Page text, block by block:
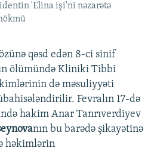
'Elina işi'ni nəzarətə
qəsd edən 8-ci sinif
ölümündə Kliniki Tibbi
də məsuliyyəti
Fevralın 17-də
hakim Anar Tanrıverdiyev
nın bu barədə şikayətinə
həkimlərin